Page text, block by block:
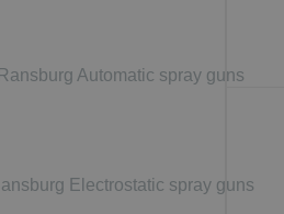
Ransburg Automatic spray guns
Electrostatic spray guns